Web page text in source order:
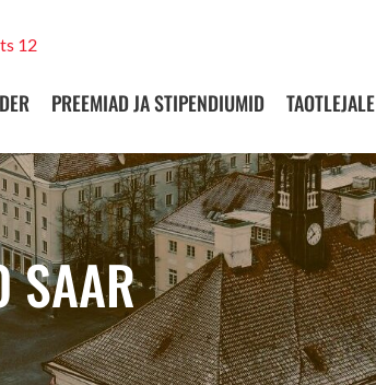
12
PREEMIAD JA STIPENDIUMID TAOTLEJALE
SAAR